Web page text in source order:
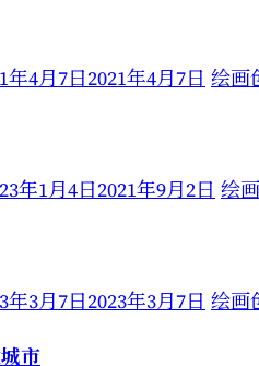
年4月7日2021年4月7日 绘画
年1月4日2021年9月2日 绘
年3月7日2023年3月7日 绘画
市